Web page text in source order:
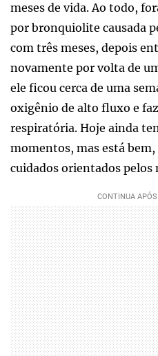
meses de vida. Ao todo,
por bronquiolite causada
com três meses, depois
novamente por volta de
ele ficou cerca de uma
oxigênio de alto fluxo e
respiratória. Hoje ainda
momentos, mas está
cuidados orientados pelos